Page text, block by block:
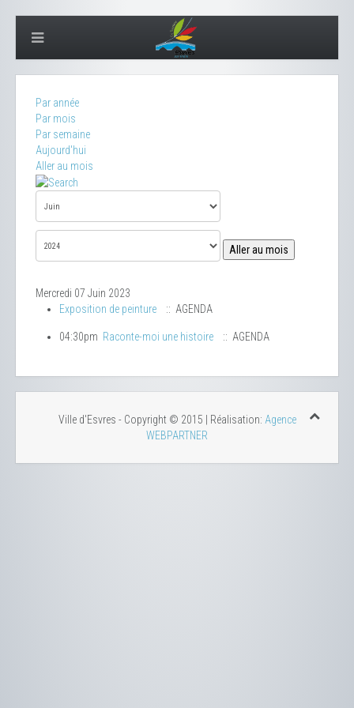
Par année
Par mois
Par semaine
Aujourd'hui
Aller au mois
Aller au mois
Mercredi 07 Juin 2023
Exposition de peinture
:: AGENDA
04:30pm Raconte-moi une histoire :: AGENDA
Ville d'Esvres - Copyright © 2015 | Réalisation: Agence
WEBPARTNER